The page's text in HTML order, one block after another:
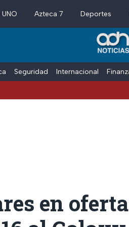
Azteca 7 Deportes
Seguridad Internacional
en